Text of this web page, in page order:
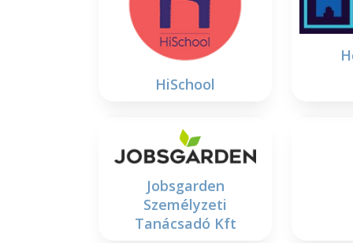
HiSchool
Jobsgarden
Személyzeti
Tanácsadó Kft